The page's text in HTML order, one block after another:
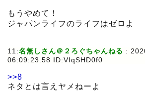
もうやめて！
ジャパンライフのライフはゼロよ
11:名無しさん＠２ろぐちゃんねる :
06:09:23.58 ID:VIqSHD0f0
>>8
ネタとは言えヤメねーよ